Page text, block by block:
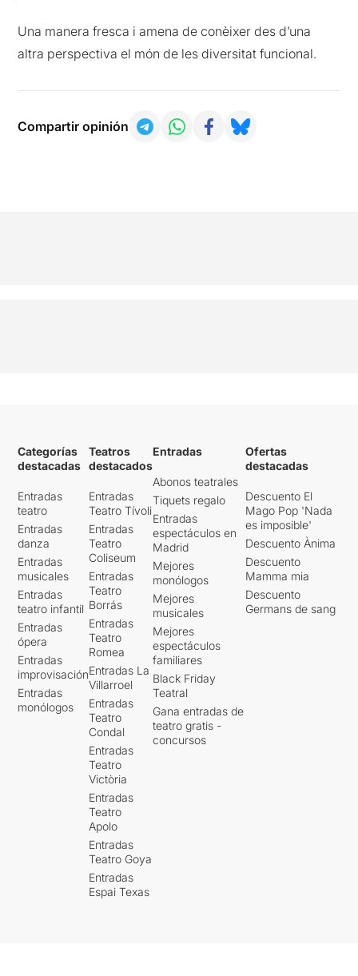
Una manera fresca i amena de conèixer des d’una
altra perspectiva el món de les diversitat funcional.
Compartir opinión
Categorías
destacadas
Entradas
teatro
Entradas
danza
Entradas
musicales
Entradas
teatro infantil
Entradas
ópera
Entradas
improvisación
Entradas
monólogos
Teatros
destacados
Entradas
Teatro Tívoli
Entradas
Teatro
Coliseum
Entradas
Teatro
Borrás
Entradas
Teatro
Romea
Entradas La
Villarroel
Entradas
Teatro
Condal
Entradas
Teatro
Victòria
Entradas
Teatro
Apolo
Entradas
Teatro Goya
Entradas
Espai Texas
Entradas
Abonos teatrales
Tiquets regalo
Entradas
espectáculos en
Madrid
Mejores
monólogos
Mejores
musicales
Mejores
espectáculos
familiares
Black Friday
Teatral
Gana entradas de
teatro gratis -
concursos
Ofertas
destacadas
Descuento El
Mago Pop 'Nada
es imposible'
Descuento Ànima
Descuento
Mamma mia
Descuento
Germans de sang